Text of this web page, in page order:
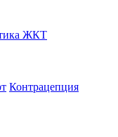
ЖКТ
Контрацепция